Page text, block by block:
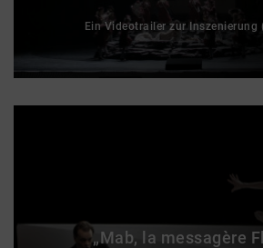
Ein Videotrailer zur Inszenierung
„Mab, la messagère